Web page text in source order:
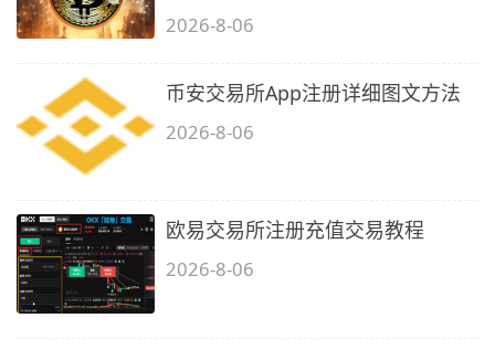
2026-8-06
币安交易所App注册详细图文方法
2026-8-06
欧易交易所注册充值交易教程
2026-8-06